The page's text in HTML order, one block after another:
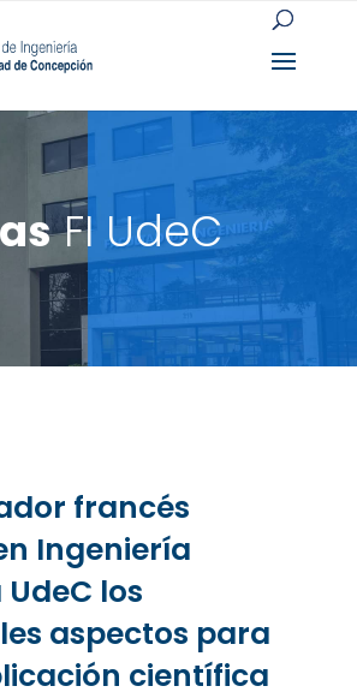
FI UdeC
francés
Ingeniería
los
aspectos para
científica